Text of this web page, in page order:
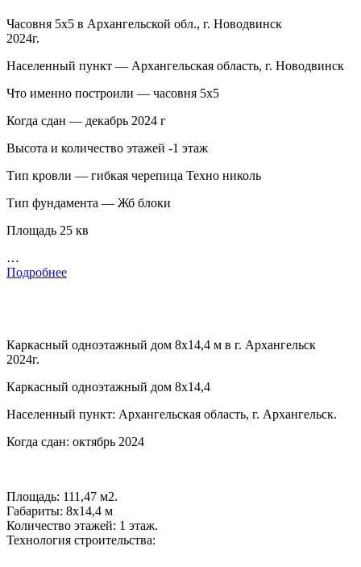
Часовня 5х5 в Архангельской обл., г. Новодвинск
2024г.
Населенный пункт — Архангельская область, г. Новодвинск
Что именно построили — часовня 5х5
Когда сдан — декабрь 2024 г
Высота и количество этажей -1 этаж
Тип кровли — гибкая черепица Техно николь
Тип фундамента — Жб блоки
Площадь 25 кв
…
Подробнее
Каркасный одноэтажный дом 8х14,4 м в г. Архангельск
2024г.
Каркасный одноэтажный дом 8х14,4
Населенный пункт: Архангельская область, г. Архангельск.
Когда сдан: октябрь 2024
Площадь: 111,47 м2.
Габариты: 8х14,4 м
Количество этажей: 1 этаж.
Технология строительства: